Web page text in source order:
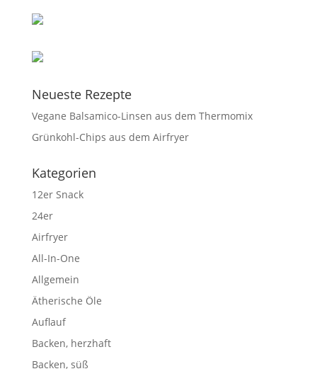
Neueste Rezepte
Vegane Balsamico-Linsen aus dem Thermomix
Grünkohl-Chips aus dem Airfryer
Kategorien
12er Snack
24er
Airfryer
All-In-One
Allgemein
Ätherische Öle
Auflauf
Backen, herzhaft
Backen, süß